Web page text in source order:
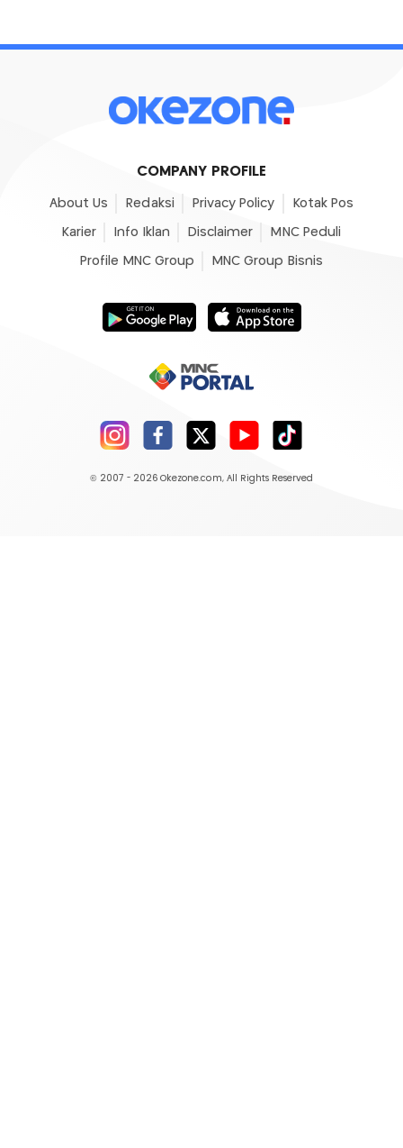
COMPANY PROFILE
About Us Redaksi Privacy Policy Kotak Pos
Karier Info Iklan Disclaimer MNC Peduli
Profile MNC Group MNC Group Bisnis
© 2007 - 2026 Okezone.com, All Rights Reserved